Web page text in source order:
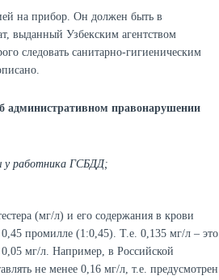
на прибор. Он должен быть в
выданный Узбекским агентством
следовать санитарно-гигиеническим
административном правонарушении
у работника ГСБДД;
(мг/л) и его содержания в крови
промилле (1:0,45). Т.е. 0,135 мг/л – это
мг/л. Например, в Российской
не менее 0,16 мг/л, т.е. предусмотрен